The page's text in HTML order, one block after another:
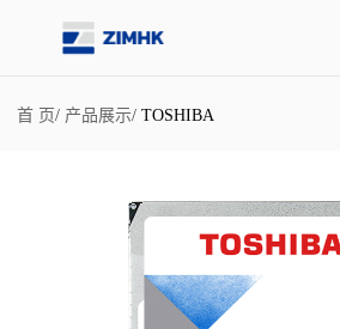
首 页/ 产品展示/ TOSHIBA